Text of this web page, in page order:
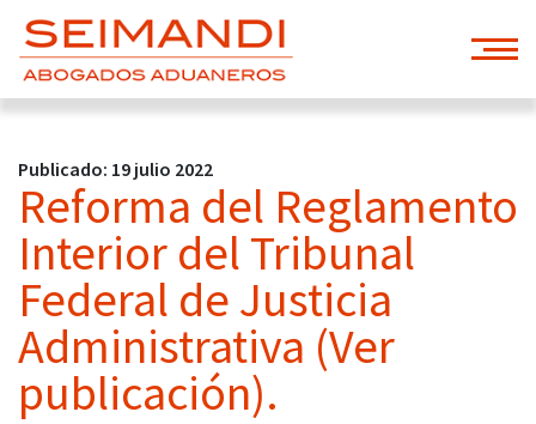
Publicado: 19 julio 2022
Reforma del Reglamento
Interior del Tribunal
Federal de Justicia
Administrativa (Ver
publicación).